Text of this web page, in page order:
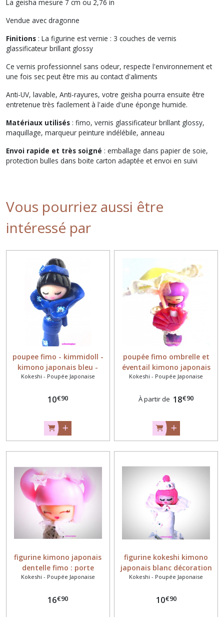
La geisha mesure 7 cm ou 2,76 in
Vendue avec dragonne
Finitions : La figurine est vernie : 3 couches de vernis
glassificateur brillant glossy
Ce vernis professionnel sans odeur, respecte l'environnement et
une fois sec peut être mis au contact d'aliments
Anti-UV, lavable, Anti-rayures, votre geisha pourra ensuite être
entretenue très facilement à l'aide d'une éponge humide.
Matériaux utilisés : fimo, vernis glassificateur brillant glossy,
maquillage, marqueur peinture indélébile, anneau
Envoi rapide et très soigné : emballage dans papier de soie,
protection bulles dans boite carton adaptée et envoi en suivi
Vous pourriez aussi être
intéressé par
poupee fimo - kimmidoll -
kimono japonais bleu -
cadeau unique
Kokeshi - Poupée Japonaise
10€90
poupée fimo ombrelle et
éventail kimono japonais
tissu - cadeau original
Kokeshi - Poupée Japonaise
À partir de 18€90
figurine kimono japonais
dentelle fimo : porte
bonheur
Kokeshi - Poupée Japonaise
16€90
figurine kokeshi kimono
japonais blanc décoration
japonaise
Kokeshi - Poupée Japonaise
10€90